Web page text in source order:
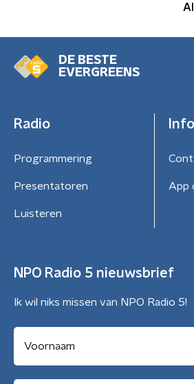
DE BESTE
EVERGREENS
Radio
Programmering
Presentatoren
Luisteren
Info
App
NPO Radio 5 nieuwsbrief
Ik wil niks missen van NPO Radio 5!